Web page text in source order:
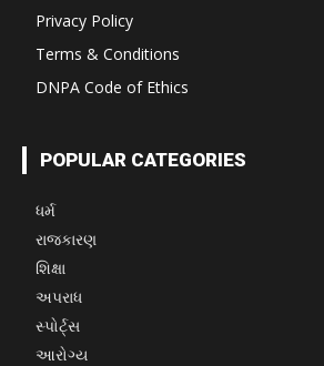
Privacy Policy
Terms & Conditions
DNPA Code of Ethics
POPULAR CATEGORIES
ધર્મ
રાજકારણ
શિક્ષા
અપરાધ
સ્પોર્ટ્સ
આરોગ્ય